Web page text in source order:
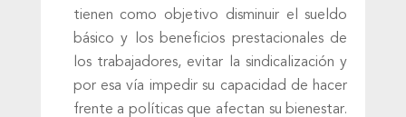
tienen como objetivo disminuir el sueldo
básico y los beneficios prestacionales de
los trabajadores, evitar la sindicalización y
por esa vía impedir su capacidad de hacer
frente a políticas que afectan su bienestar.